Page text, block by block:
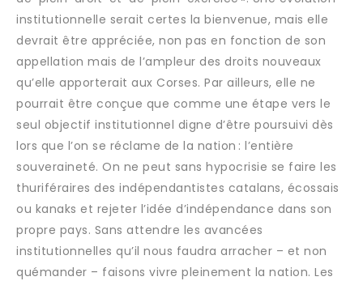
institutionnelle serait certes la bienvenue, mais elle
devrait être appréciée, non pas en fonction de son
appellation mais de l’ampleur des droits nouveaux
qu’elle apporterait aux Corses. Par ailleurs, elle ne
pourrait être conçue que comme une étape vers le
seul objectif institutionnel digne d’être poursuivi dès
lors que l’on se réclame de la nation : l’entière
souveraineté. On ne peut sans hypocrisie se faire les
thuriféraires des indépendantistes catalans, écossais
ou kanaks et rejeter l’idée d’indépendance dans son
propre pays. Sans attendre les avancées
institutionnelles qu’il nous faudra arracher – et non
quémander – faisons vivre pleinement la nation. Les